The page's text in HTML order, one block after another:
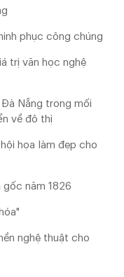
phục công chúng
trị văn học nghệ
Nẵng trong mối
về đô thị
họa làm đẹp cho
gốc năm 1826
nghệ thuật cho